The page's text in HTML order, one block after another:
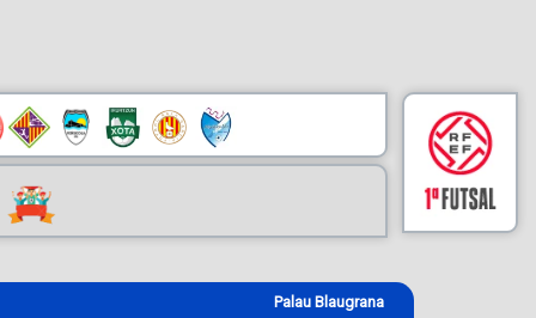
Palau Blaugrana